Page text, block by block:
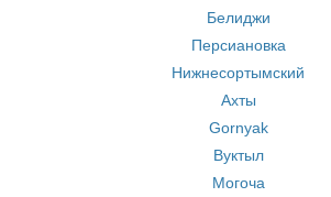
Белиджи
Персиановка
Нижнесортымский
Ахты
Gornyak
Вуктыл
Могоча